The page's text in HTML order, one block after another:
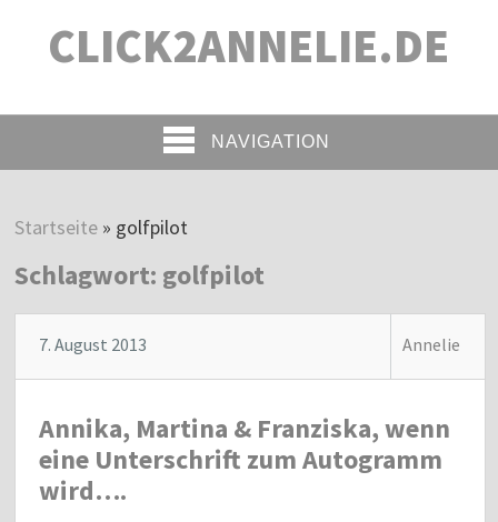
CLICK2ANNELIE.DE
NAVIGATION
Startseite » golfpilot
Schlagwort: golfpilot
7. August 2013 Annelie
Annika, Martina & Franziska, wenn
eine Unterschrift zum Autogramm
wird….